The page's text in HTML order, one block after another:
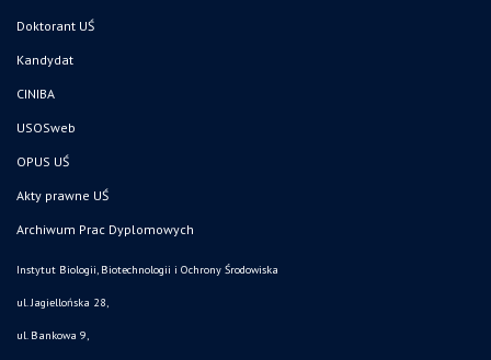
Doktorant UŚ
Kandydat
CINIBA
USOSweb
OPUS UŚ
Akty prawne UŚ
Archiwum Prac Dyplomowych
Instytut Biologii, Biotechnologii i Ochrony Środowiska
ul. Jagiellońska 28,
ul. Bankowa 9,